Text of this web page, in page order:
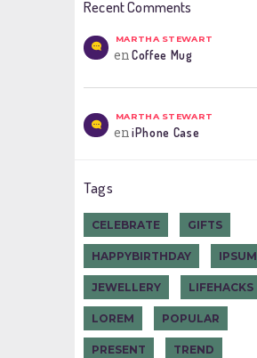
Recent Comments
MARTHA STEWART
enCoffee Mug
MARTHA STEWART
eniPhone Case
Tags
CELEBRATE GIFTS
HAPPYBIRTHDAY IPSUM
JEWELLERY LIFEHACKS
LOREM POPULAR
PRESENT TREND